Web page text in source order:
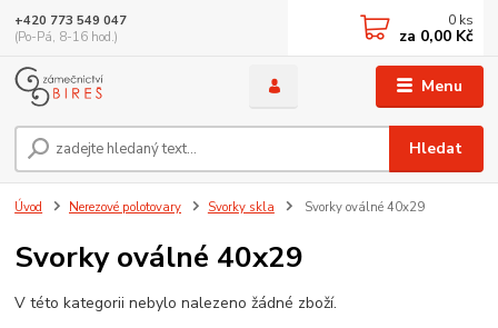
Menu
Hledat
+420 773 549 047
(Po-Pá, 8-16 hod.)
0 ks
za 0,00 Kč
Úvod Nerezové polotovary Svorky skla Svorky oválné 40x29
Svorky oválné 40x29
V této kategorii nebylo nalezeno žádné zboží.